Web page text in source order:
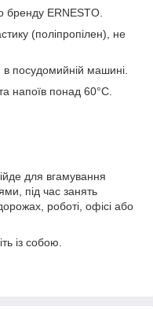
бренду ERNESTO.
(поліпропілен), не
посудомийній машині.
напоїв понад 60°C.
для вгамування
під час занять
роботі, офісі або
із собою.